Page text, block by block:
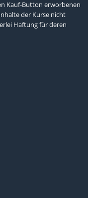
Kauf-Button erworbenen
der Kurse nicht
Haftung für deren